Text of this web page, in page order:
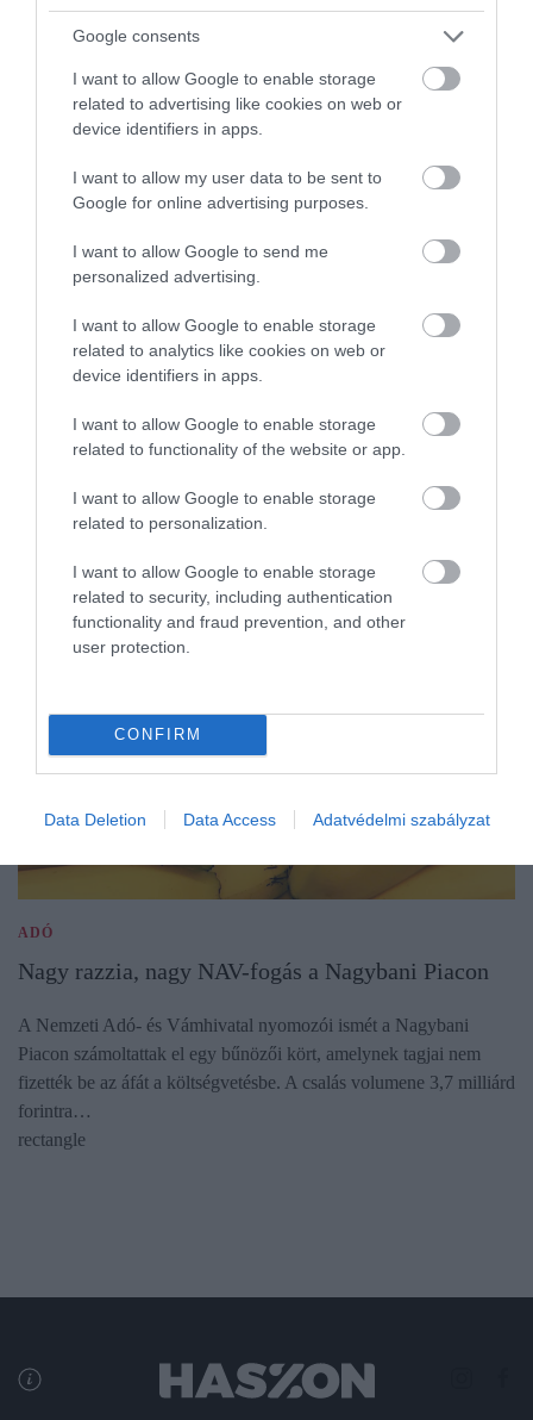
Google consents
I want to allow Google to enable storage
related to advertising like cookies on web or
device identifiers in apps.
I want to allow my user data to be sent to
Google for online advertising purposes.
I want to allow Google to send me
personalized advertising.
I want to allow Google to enable storage
related to analytics like cookies on web or
device identifiers in apps.
I want to allow Google to enable storage
related to functionality of the website or app.
I want to allow Google to enable storage
related to personalization.
I want to allow Google to enable storage
related to security, including authentication
functionality and fraud prevention, and other
user protection.
CONFIRM
Data Deletion Data Access Adatvédelmi szabályzat
ADÓ
Bagóért kínálnak egy erdei szállodát a NAV
árverésén
Egy budapesti lakás áráról, 84,5 millió forintról indul a licit a
Salgótarjánhoz közeli természetvédelmi területen fekvő Salgó
Hotelért. A 37 szobás szállodáért versengők augusztus 10-től
ADÓ
Nagy razzia, nagy NAV-fogás a Nagybani Piacon
A Nemzeti Adó- és Vámhivatal nyomozói ismét a Nagybani
Piacon számoltattak el egy bűnözői kört, amelynek tagjai nem
fizették be az áfát a költségvetésbe. A csalás volumene 3,7 milliárd
forintra…
rectangle